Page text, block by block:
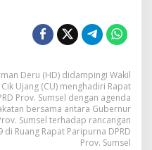
Deru (HD) didampingi Wakil
Ujang (CU) menghadiri Rapat
Prov. Sumsel dengan agenda
bersama antara Gubernur
Sumsel terhadap rancangan
di Ruang Rapat Paripurna DPRD
Prov. Sumsel